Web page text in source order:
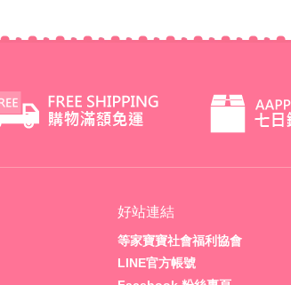
好站連結
等家寶寶社會福利協會
LINE官方帳號